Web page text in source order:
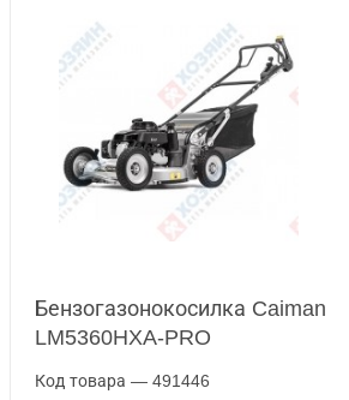
Бензогазонокосилка Caiman
LM5360HXA-PRO
Код товара — 491446